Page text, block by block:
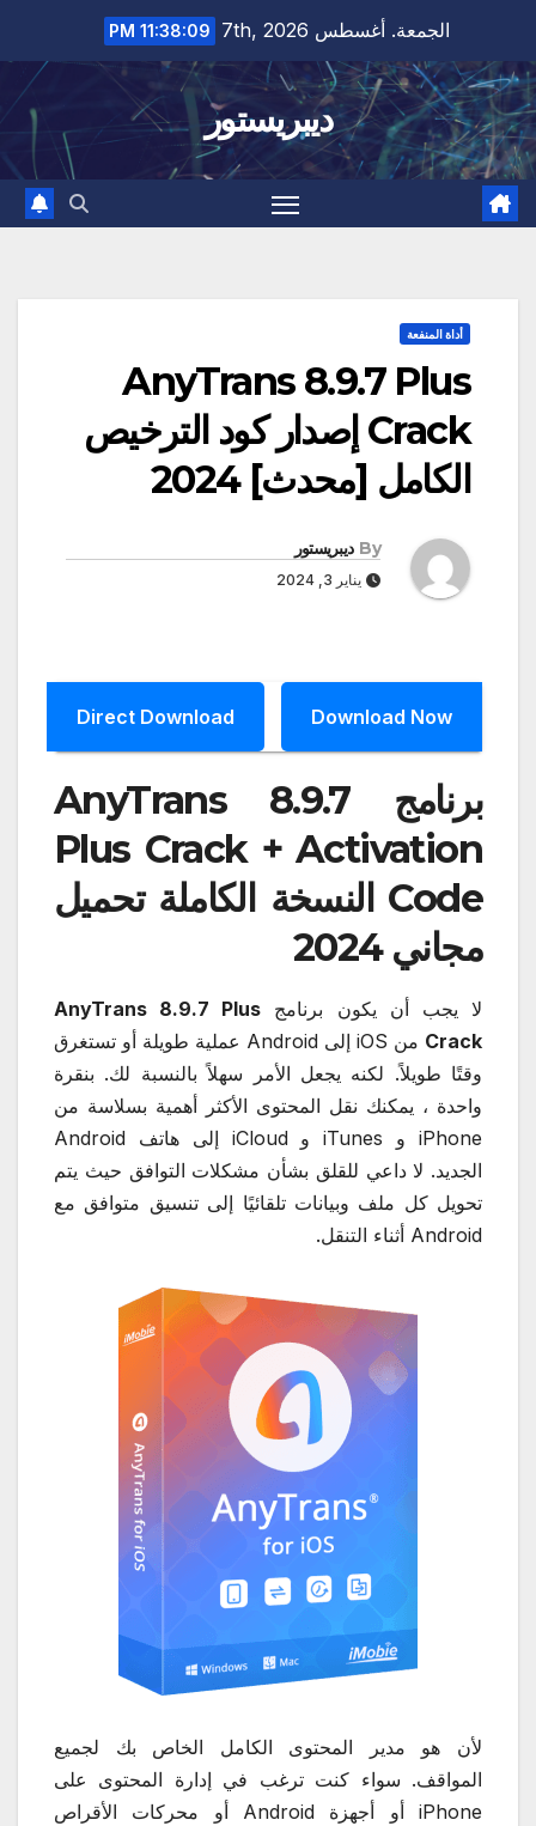
content
الجمعة. أغسطس 7th, 2026 11:38:10 PM
ديبريستور
أداة المنفعة
AnyTrans 8.9.7 Plus
Crack إصدار كود الترخيص
الكامل [محدث] 2024
By ديبريستور
يناير 3, 2024
Download Now
Direct Download
برنامج AnyTrans 8.9.7
Plus Crack + Activation
Code النسخة الكاملة تحميل
مجاني 2024
لا يجب أن يكون برنامج AnyTrans 8.9.7 Plus
Crack
من iOS إلى Android عملية طويلة أو تستغرق
وقتًا طويلاً. لكنه يجعل الأمر سهلاً بالنسبة لك. بنقرة
واحدة ، يمكنك نقل المحتوى الأكثر أهمية بسلاسة من
iPhone و iTunes و iCloud إلى هاتف Android
الجديد. لا داعي للقلق بشأن مشكلات التوافق حيث يتم
تحويل كل ملف وبيانات تلقائيًا إلى تنسيق متوافق مع
Android أثناء التنقل.
لأن هو مدير المحتوى الكامل الخاص بك لجميع
المواقف. سواء كنت ترغب في إدارة المحتوى على
iPhone أو أجهزة Android أو محركات الأقراص